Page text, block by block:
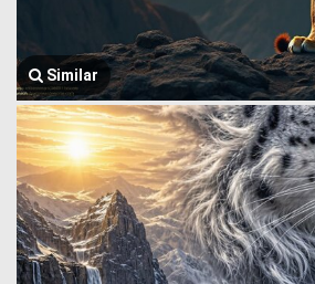
Similar